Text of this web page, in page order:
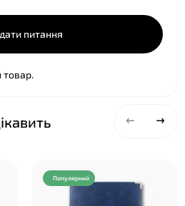
питання
товар.
Популярний